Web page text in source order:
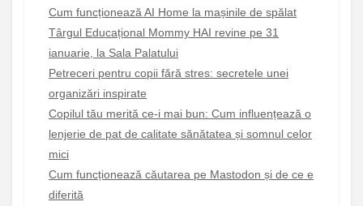
Cum funcționează AI Home la mașinile de spălat
Târgul Educațional Mommy HAI revine pe 31
ianuarie, la Sala Palatului
Petreceri pentru copii fără stres: secretele unei
organizări inspirate
Copilul tău merită ce-i mai bun: Cum influențează o
lenjerie de pat de calitate sănătatea și somnul celor
mici
Cum funcționează căutarea pe Mastodon și de ce e
diferită